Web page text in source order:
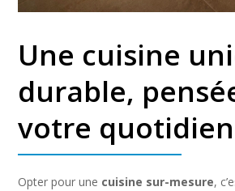
Une cuisine
durable,
votre quotidien
Opter pour une cuisine sur-mesure,